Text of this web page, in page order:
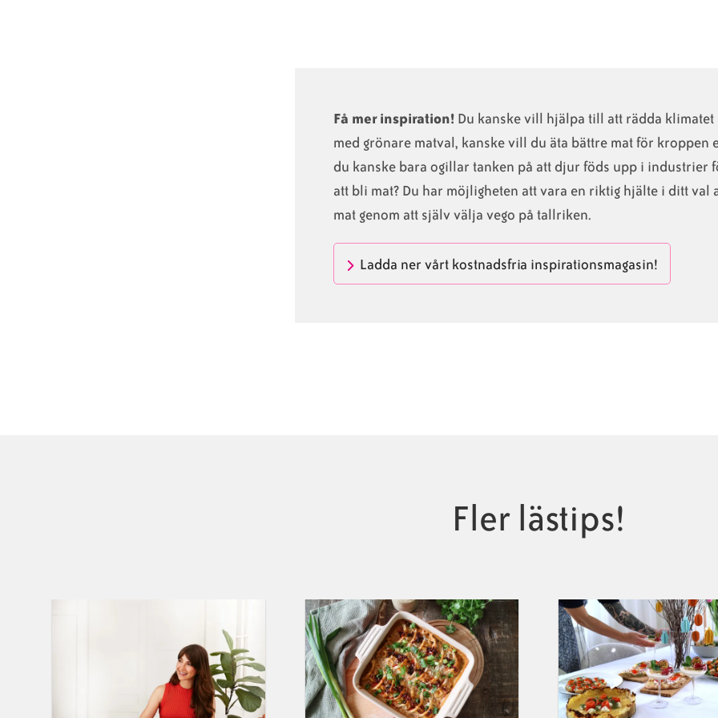
Få mer inspiration! Du kanske vill hjälpa till att rädda klimatet
med grönare matval, kanske vill du äta bättre mat för kroppen
du kanske bara ogillar tanken på att djur föds upp i industrier
att bli mat? Du har möjligheten att vara en riktig hjälte i ditt val
mat genom att själv välja vego på tallriken.
Ladda ner vårt kostnadsfria inspirationsmagasin!
Fler lästips!